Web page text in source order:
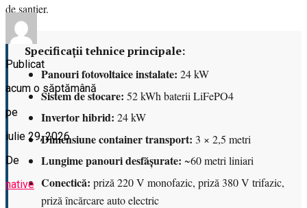
de șantier.
Specificații tehnice principale:
Panouri fotovoltaice instalate: 24 kW
Sistem de stocare: 52 kWh baterii LiFePO4
Invertor hibrid: 24 kW
Dimensiune container transport: 3 × 2,5 metri
Lungime panouri desfășurate: ~60 metri liniari
Conectică: priză 220 V monofazic, priză 380 V trifazic,
priză încărcare auto electric
Publicat
acum o săptămână
pe
iulie 29, 2026
De
native